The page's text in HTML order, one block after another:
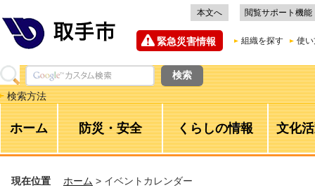
本文へ 閲覧サポート機能
緊急災害情報 組織を探す 使
検索方法
ホーム 防災・安全 くらしの情報 文化
現在位置 ホーム > イベントカレンダー